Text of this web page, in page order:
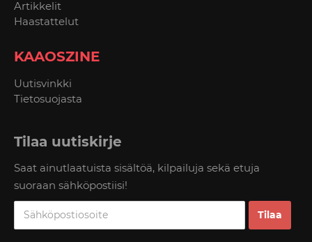
Artikkelit
Haastattelut
KAAOSZINE
Uutisvinkki
Tietosuojasta
Tilaa uutiskirje
Saat ainutlaatuista sisältöä, kilpailuja sekä etuja
suoraan sähköpostiisi!